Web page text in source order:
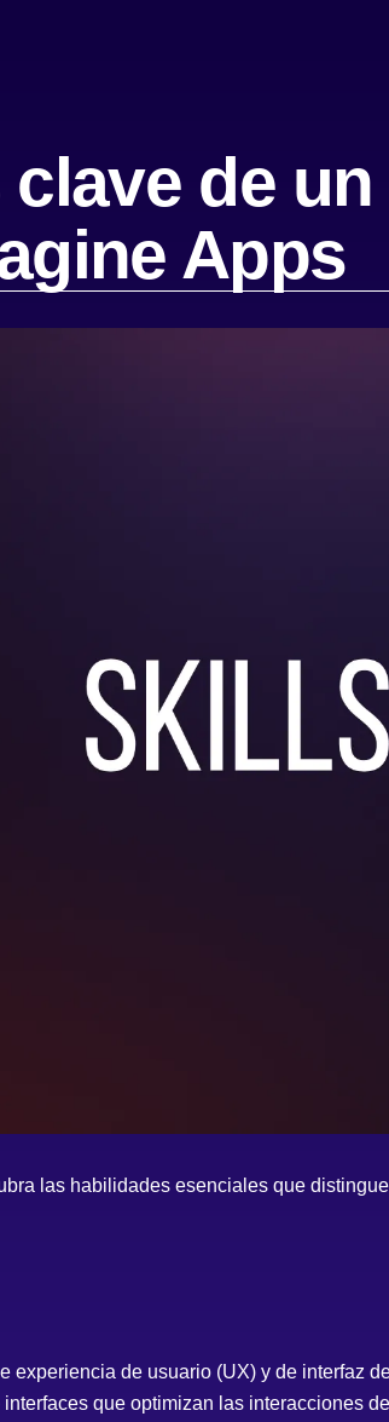
de
Apps
las habilidades esenciales que
experiencia de usuario (UX) y de interfaz
que optimizan las interacciones